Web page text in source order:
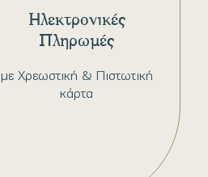
με Χρεωστική & Πιστωτική
κάρτα
Ηλεκτρονικές
Πληρωμές